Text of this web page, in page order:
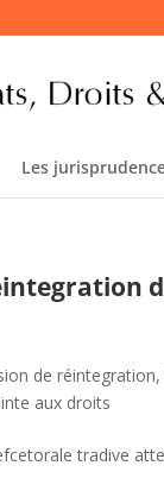
Les
de réintegration,
aux droits
tradive